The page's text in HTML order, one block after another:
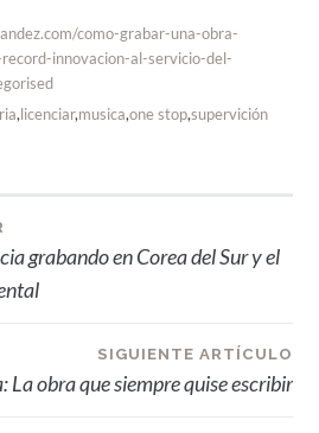
como-grabar-una-obra-
innovacion-al-servicio-del-
,licenciar,musica,one stop,supervición
grabando en Corea del Sur y el
SIGUIENTE ARTÍCULO
La obra que siempre quise escribir